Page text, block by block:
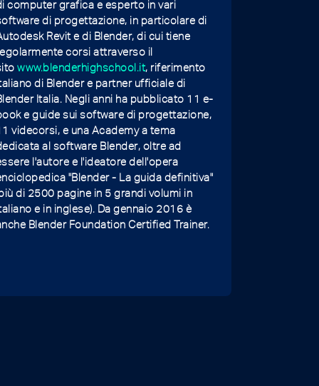
computer grafica e esperto in vari
di progettazione, in particolare di
Revit e di Blender, di cui tiene
corsi attraverso il
www.blenderhighschool.it, riferimento
di Blender e partner ufficiale di
Italia. Negli anni ha pubblicato 11 e-
e guide sui software di progettazione,
videcorsi, e una Academy a tema
al software Blender, oltre ad
l'autore e l'ideatore dell'opera
"Blender - La guida definitiva"
di 2500 pagine in 5 grandi volumi in
e in inglese). Da gennaio 2016 è
Blender Foundation Certified Trainer.